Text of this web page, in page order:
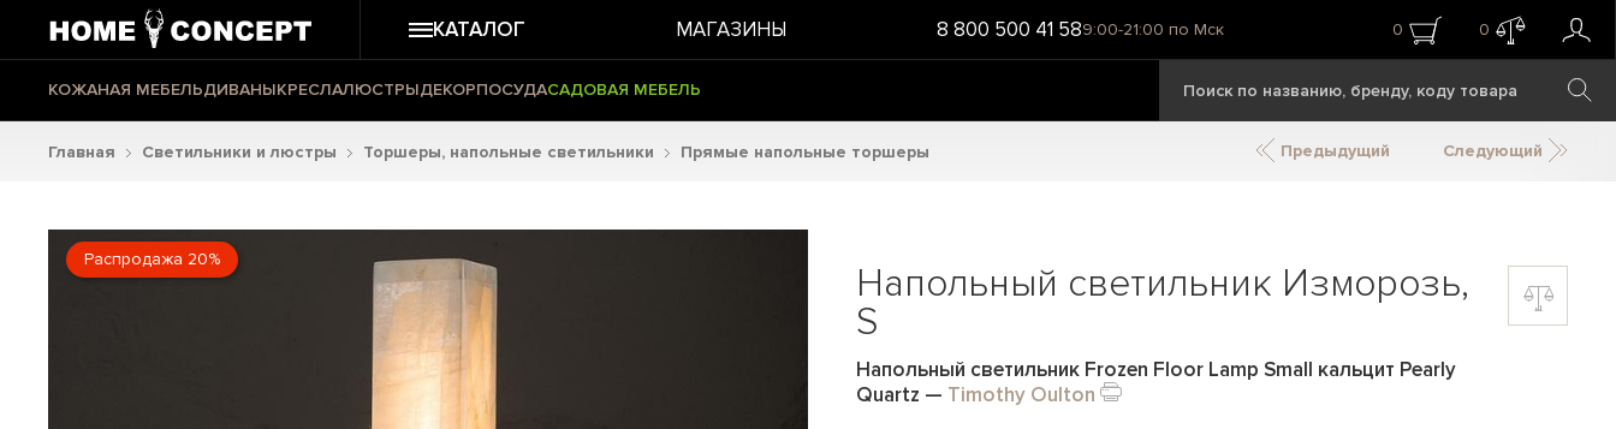
КАТАЛОГ МАГАЗИНЫ 8 800 500 41 589:00-21:00 по Мск 0 0
КОЖАНАЯ МЕБЕЛЬДИВАНЫКРЕСЛАЛЮСТРЫДЕКОРПОСУДАСАДОВАЯ МЕБЕЛЬ
Главная Светильники и люстры Торшеры, напольные светильники Прямые напольные торшеры Предыдущий Следующий
Распродажа 20%
Напольный светильник Изморозь,
S
Напольный светильник Frozen Floor Lamp Small кальцит Pearly
Quartz — Timothy Oulton